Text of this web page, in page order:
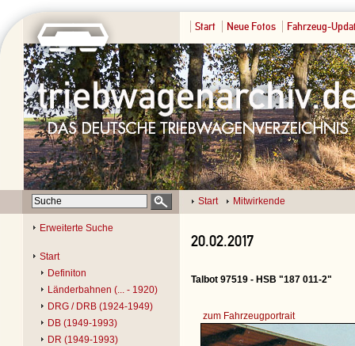
Start Neue Fotos Fahrzeug-
Start Mitwirkende
Erweiterte Suche
Start
Definiton
Länderbahnen (... - 1920)
DRG / DRB (1924-1949)
DB (1949-1993)
DR (1949-1993)
20.02.2017
Talbot 97519 - HSB "187 011-2"
zum Fahrzeugportrait